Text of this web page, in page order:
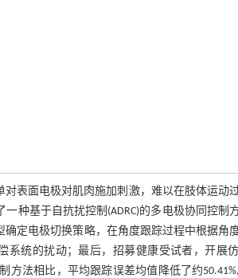
表面电极对肌肉施加刺激，难以在肢体运动
种基于自抗扰控制(ADRC)的多电极协同控制
定电极切换策略，在角度跟踪过程中根据角
系统的扰动；最后，招募健康受试者，开展
法相比，平均跟踪误差均值降低了约